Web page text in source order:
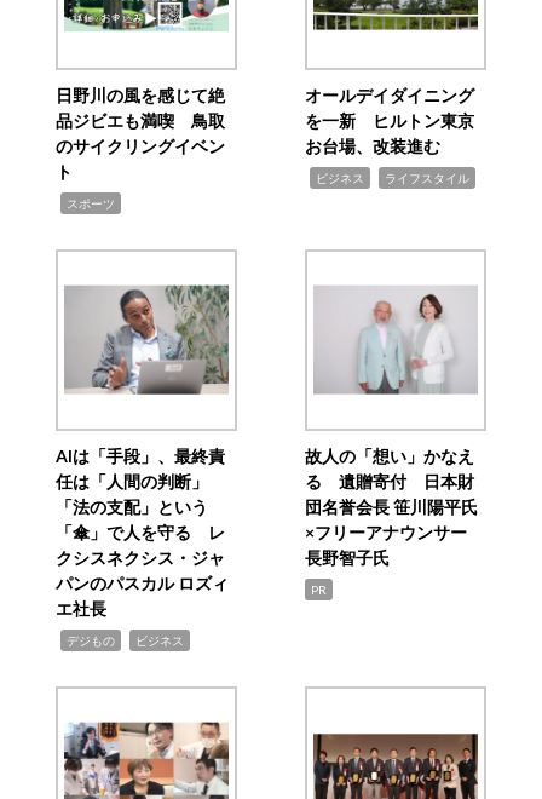
日野川の風を感じて絶
品ジビエも満喫 鳥取
のサイクリングイベン
ト
スポーツ
オールデイダイニング
を一新 ヒルトン東京
お台場、改装進む
ビジネス ライフスタイル
AIは「手段」、最終責
任は「人間の判断」
「法の支配」という
「傘」で人を守る レ
クシスネクシス・ジャ
パンのパスカル ロズィ
エ社長
デジもの ビジネス
故人の「想い」かなえ
る 遺贈寄付 日本財
団名誉会長 笹川陽平氏
×フリーアナウンサー
長野智子氏
PR